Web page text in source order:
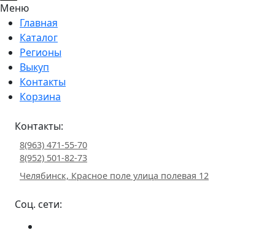
Меню
Главная
Каталог
Регионы
Выкуп
Контакты
Корзина
Контакты:
8(963) 471-55-70
8(952) 501-82-73
Челябинск, Красное поле улица полевая 12
Соц. сети: